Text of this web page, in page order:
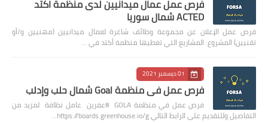
فرص عمل عمال ميدانيين لدى منظمة اكتد
ACTED شمال سوريا
فرص عمل الإعلان عن مجموعة وظائف شاغرة لعمال ميدانيين (مهنيين و/أو
تقنيين) المشروع: المشاريع التي تغطيها منظمة أكتد في …
01 ديسمبر 2021
فرص عمل في منظمة Goal شمال حلب وإدلب
فرص عمل في منظمة GOLA #عفرين عامل نظافة لمزيد من
التفاصيل وللتقديم على الرابط التالي https://boards.greenhouse.io/g…